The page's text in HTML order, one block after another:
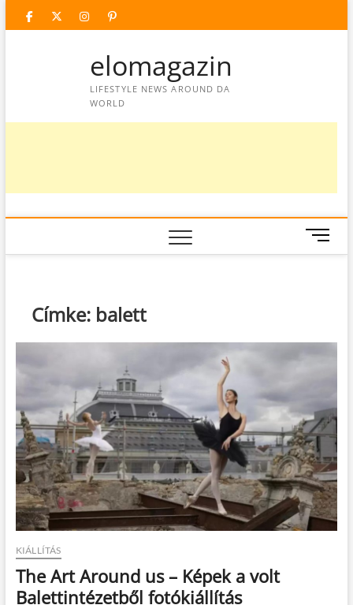
facebooktwitter
instagram
googleplus
pinterest
elomagazin
LIFESTYLE NEWS AROUND DA
WORLD
M
e
t
Címke: balett
KIÁLLÍTÁS
The Art Around us – Képek a volt
Balettintézetből fotókiállítás